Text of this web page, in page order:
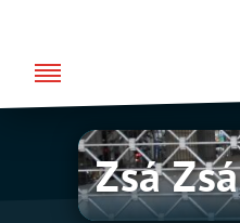
springen
Zsá
ZsáZsá Zsá